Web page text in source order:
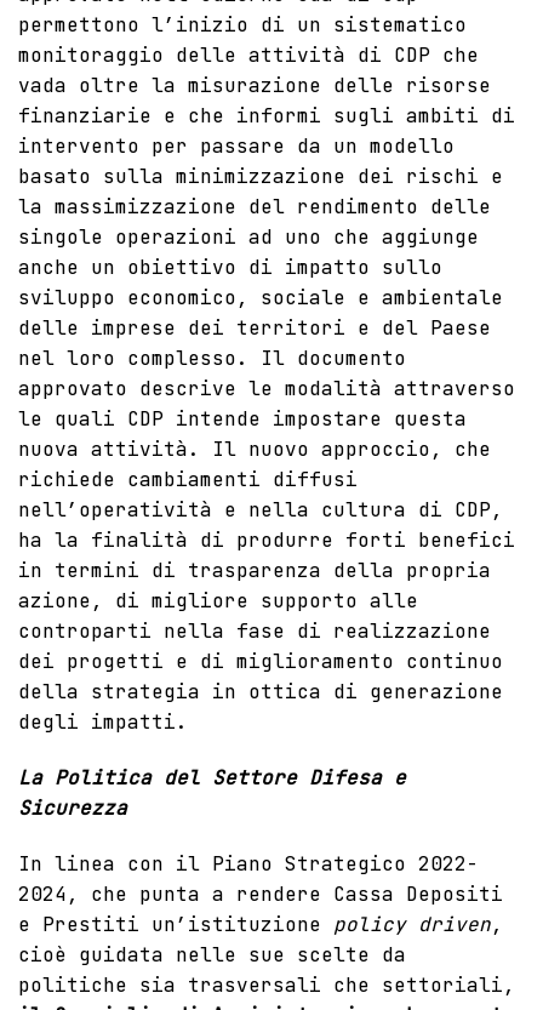
permettono l’inizio di un sistematico
monitoraggio delle attività di CDP che
vada oltre la misurazione delle risorse
finanziarie e che informi sugli ambiti di
intervento per passare da un modello
basato sulla minimizzazione dei rischi e
la massimizzazione del rendimento delle
singole operazioni ad uno che aggiunge
anche un obiettivo di impatto sullo
sviluppo economico, sociale e ambientale
delle imprese dei territori e del Paese
nel loro complesso. Il documento
approvato descrive le modalità attraverso
le quali CDP intende impostare questa
nuova attività. Il nuovo approccio, che
richiede cambiamenti diffusi
nell’operatività e nella cultura di CDP,
ha la finalità di produrre forti benefici
in termini di trasparenza della propria
azione, di migliore supporto alle
controparti nella fase di realizzazione
dei progetti e di miglioramento continuo
della strategia in ottica di generazione
degli impatti.
La Politica del Settore Difesa e
Sicurezza
In linea con il Piano Strategico 2022-
2024, che punta a rendere Cassa Depositi
e Prestiti un’istituzione policy driven,
cioè guidata nelle sue scelte da
politiche sia trasversali che settoriali,